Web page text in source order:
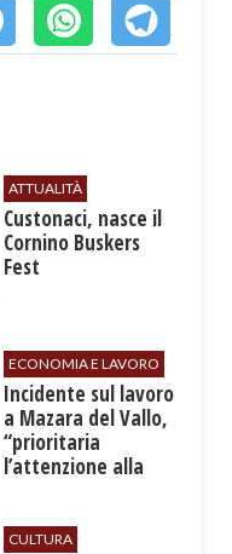
ATTUALITÀ
Custonaci, nasce il
Cornino Buskers
Fest
ECONOMIA E LAVORO
​Incidente sul lavoro
a Mazara del Vallo,
“prioritaria
l’attenzione alla
CULTURA